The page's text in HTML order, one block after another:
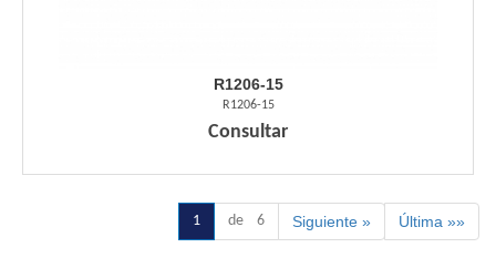
R1206-15
R1206-15
Consultar
1 de 6 Siguiente » Última »»